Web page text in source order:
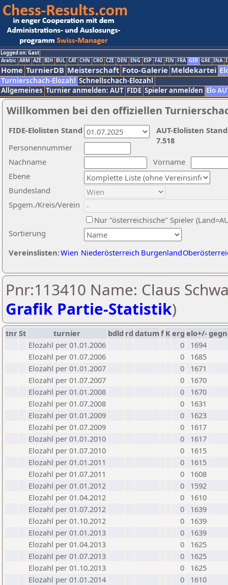
Logged on: Gast
Arabic ARM AZE BIH BUL CAT CHN CRO CZE DEN ENG ESP FAI FIN FRA GER GRE INA
Home TurnierDB Meisterschaft Foto-Galerie Meldekartei
Turnierschach-Elozahl Schnellschach-Elozahl
Allgemeines Turnier anmelden: AUT FIDE Spieler anmelden Elo
Willkommen bei den offiziellen
Nachname
Vorname
Ebene
Sortierung
Personennummer
Bundesland
Spgem./Kreis/Verein
Nur "österreichische" Spieler
Vereinslisten:Wien Niederösterreich Burgenland
AUT-Elolisten
7.518
FIDE-Elolisten Stand
Pnr:113410 Name: Claus
Grafik Partie-Statistik)
tnrSt turnier bdld rd datumf Kerg elo+/-
Elozahl per 01.01.2006
0
1694
Elozahl per 01.07.2006
0
1685
Elozahl per 01.01.2007
0
1671
Elozahl per 01.07.2007
0
1670
Elozahl per 01.01.2008
0
1670
Elozahl per 01.07.2008
0
1631
Elozahl per 01.01.2009
0
1623
Elozahl per 01.07.2009
0
1617
Elozahl per 01.01.2010
0
1617
Elozahl per 01.07.2010
0
1615
Elozahl per 01.01.2011
0
1615
Elozahl per 01.07.2011
0
1608
Elozahl per 01.01.2012
0
1592
Elozahl per 01.04.2012
0
1610
Elozahl per 01.07.2012
0
1639
Elozahl per 01.10.2012
0
1639
Elozahl per 01.01.2013
0
1639
Elozahl per 01.04.2013
0
1625
Elozahl per 01.07.2013
0
1625
Elozahl per 01.10.2013
0
1625
Elozahl per 01.01.2014
0
1610